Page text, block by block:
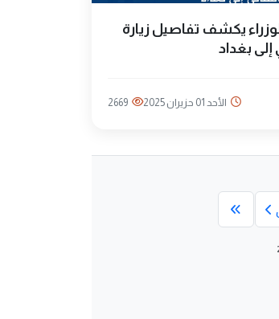
يكشف تفاصيل زيارة
إلى بغداد
الأحد 01 حزيران 2025 2669